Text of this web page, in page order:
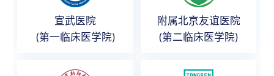
宣武医院
(第一临床医学院)
附属北京友谊医院
(第二临床医学院)